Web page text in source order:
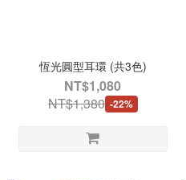
恆光圓型耳環 (共3色)
NT$1,080
NT$1,380 -22%